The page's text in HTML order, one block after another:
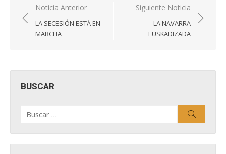
Navegación
de
entradas
Noticia Anterior
LA SECESIÓN ESTÁ EN
MARCHA
Siguiente Noticia
LA NAVARRA
EUSKADIZADA
BUSCAR
por: